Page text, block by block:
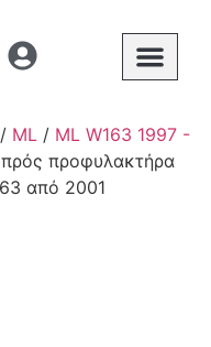
/ ML / ML W163 1997 -
προφυλακτήρα
από 2001